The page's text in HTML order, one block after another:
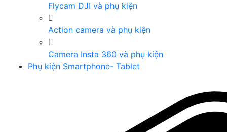
Flycam DJI và phụ kiện
Action camera và phụ kiện
Camera Insta 360 và phụ kiện
Phụ kiện Smartphone- Tablet